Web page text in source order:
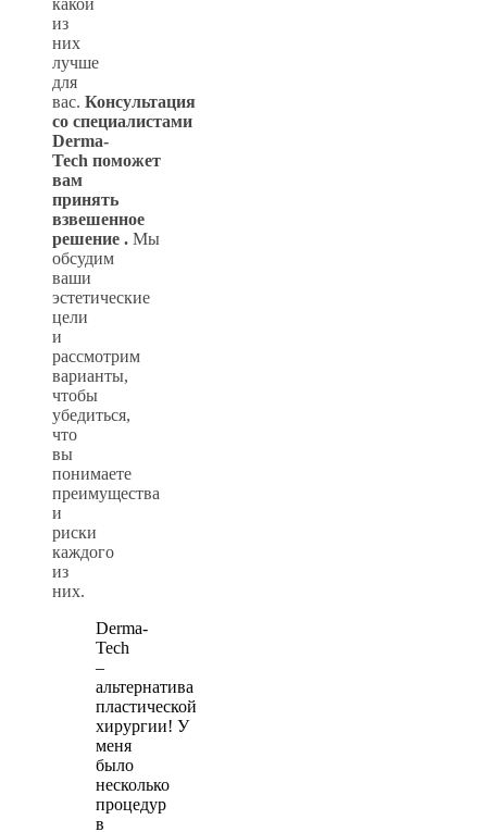
какой
из
них
лучше
для
вас. Консультация
со специалистами
Derma-
Tech поможет
вам
принять
взвешенное
решение . Мы
обсудим
ваши
эстетические
цели
и
рассмотрим
варианты,
чтобы
убедиться,
что
вы
понимаете
преимущества
и
риски
каждого
из
них.
Derma-
Tech
–
альтернатива
пластической
хирургии! У
меня
было
несколько
процедур
в